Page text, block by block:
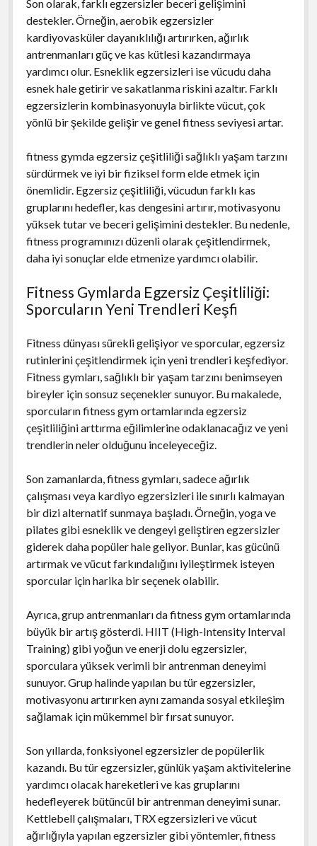
Son olarak, farklı egzersizler beceri gelişimini
destekler. Örneğin, aerobik egzersizler
kardiyovasküler dayanıklılığı artırırken, ağırlık
antrenmanları güç ve kas kütlesi kazandırmaya
yardımcı olur. Esneklik egzersizleri ise vücudu daha
esnek hale getirir ve sakatlanma riskini azaltır. Farklı
egzersizlerin kombinasyonuyla birlikte vücut, çok
yönlü bir şekilde gelişir ve genel fitness seviyesi artar.
fitness gymda egzersiz çeşitliliği sağlıklı yaşam tarzını
sürdürmek ve iyi bir fiziksel form elde etmek için
önemlidir. Egzersiz çeşitliliği, vücudun farklı kas
gruplarını hedefler, kas dengesini artırır, motivasyonu
yüksek tutar ve beceri gelişimini destekler. Bu nedenle,
fitness programınızı düzenli olarak çeşitlendirmek,
daha iyi sonuçlar elde etmenize yardımcı olabilir.
Fitness Gymlarda Egzersiz Çeşitliliği:
Sporcuların Yeni Trendleri Keşfi
Fitness dünyası sürekli gelişiyor ve sporcular, egzersiz
rutinlerini çeşitlendirmek için yeni trendleri keşfediyor.
Fitness gymları, sağlıklı bir yaşam tarzını benimseyen
bireyler için sonsuz seçenekler sunuyor. Bu makalede,
sporcuların fitness gym ortamlarında egzersiz
çeşitliliğini arttırma eğilimlerine odaklanacağız ve yeni
trendlerin neler olduğunu inceleyeceğiz.
Son zamanlarda, fitness gymları, sadece ağırlık
çalışması veya kardiyo egzersizleri ile sınırlı kalmayan
bir dizi alternatif sunmaya başladı. Örneğin, yoga ve
pilates gibi esneklik ve dengeyi geliştiren egzersizler
giderek daha popüler hale geliyor. Bunlar, kas gücünü
artırmak ve vücut farkındalığını iyileştirmek isteyen
sporcular için harika bir seçenek olabilir.
Ayrıca, grup antrenmanları da fitness gym ortamlarında
büyük bir artış gösterdi. HIIT (High-Intensity Interval
Training) gibi yoğun ve enerji dolu egzersizler,
sporculara yüksek verimli bir antrenman deneyimi
sunuyor. Grup halinde yapılan bu tür egzersizler,
motivasyonu artırırken aynı zamanda sosyal etkileşim
sağlamak için mükemmel bir fırsat sunuyor.
Son yıllarda, fonksiyonel egzersizler de popülerlik
kazandı. Bu tür egzersizler, günlük yaşam aktivitelerine
yardımcı olacak hareketleri ve kas gruplarını
hedefleyerek bütüncül bir antrenman deneyimi sunar.
Kettlebell çalışmaları, TRX egzersizleri ve vücut
ağırlığıyla yapılan egzersizler gibi yöntemler, fitness